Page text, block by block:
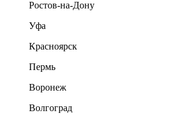
Ростов-на-Дону
Уфа
Красноярск
Пермь
Воронеж
Волгоград